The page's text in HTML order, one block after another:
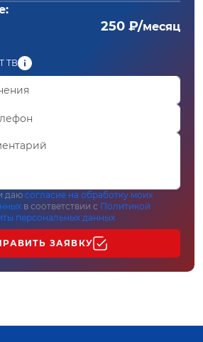
250 ₽/месяц
ТВ
даю согласие на обработку моих
в соответствии с Политикой
персональных данных
ЗАЯВКУ